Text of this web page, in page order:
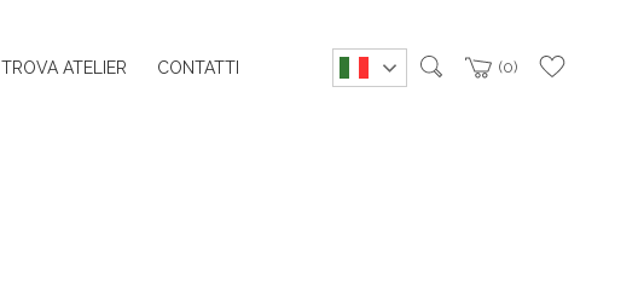
TROVA ATELIER CONTATTI 0